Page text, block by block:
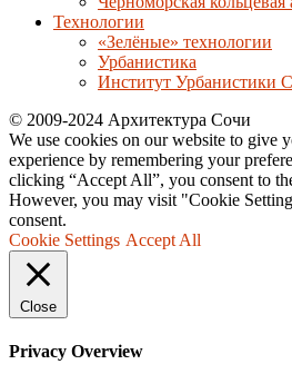
Технологии
«Зелёные» технологии
Урбанистика
Институт Урбанистики
© 2009-2024 Архитектура Сочи
We use cookies on our website to give
experience by remembering your
clicking “Accept All”, you consent to
However, you may visit "Cookie
consent.
Cookie Settings Accept All
Close
Privacy Overview